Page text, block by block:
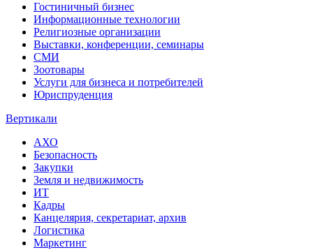
Гостиничный бизнес
Информационные технологии
Религиозные организации
Выставки, конференции, семинары
СМИ
Зоотовары
Услуги для бизнеса и потребителей
Юриспруденция
Вертикали
АХО
Безопасность
Закупки
Земля и недвижимость
ИТ
Кадры
Канцелярия, секретариат, архив
Логистика
Маркетинг